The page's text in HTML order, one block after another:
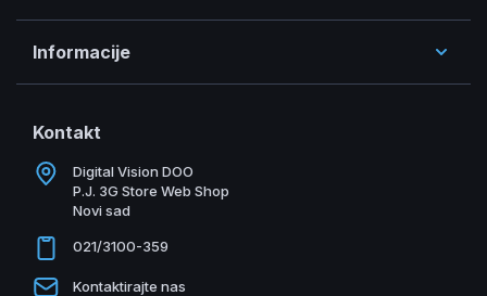
Informacije
Kontakt
Digital Vision DOO
P.J. 3G Store Web Shop
Novi sad
021/3100-359
Kontaktirajte nas